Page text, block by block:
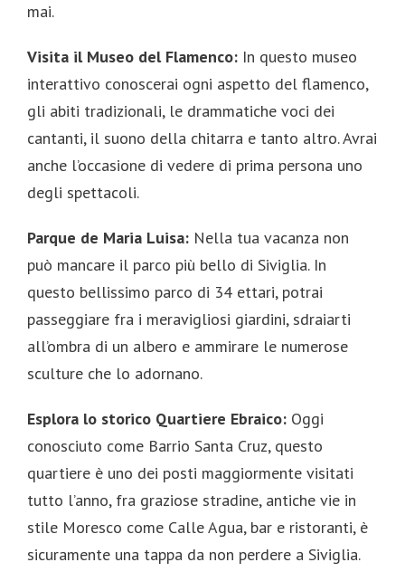
mai.
Visita il Museo del Flamenco: In questo museo
interattivo conoscerai ogni aspetto del flamenco,
gli abiti tradizionali, le drammatiche voci dei
cantanti, il suono della chitarra e tanto altro. Avrai
anche l’occasione di vedere di prima persona uno
degli spettacoli.
Parque de Maria Luisa: Nella tua vacanza non
può mancare il parco più bello di Siviglia. In
questo bellissimo parco di 34 ettari, potrai
passeggiare fra i meravigliosi giardini, sdraiarti
all’ombra di un albero e ammirare le numerose
sculture che lo adornano.
Esplora lo storico Quartiere Ebraico: Oggi
conosciuto come Barrio Santa Cruz, questo
quartiere è uno dei posti maggiormente visitati
tutto l’anno, fra graziose stradine, antiche vie in
stile Moresco come Calle Agua, bar e ristoranti, è
sicuramente una tappa da non perdere a Siviglia.